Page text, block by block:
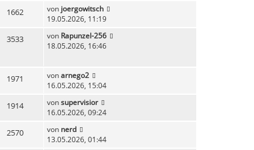
1662 von joergowitsch
19.05.2026, 11:19
3533 von Rapunzel-256
18.05.2026, 16:46
1971 vonarnego2
16.05.2026, 15:04
1914 vonsupervisior
16.05.2026, 09:24
2570 von nerd
13.05.2026, 01:44